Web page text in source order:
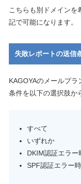
こちらも別ドメインを
記で可能になります。
失敗レポートの送信
KAGOYAのメールプ
条件を以下の選択肢か
すべて
いずれか
DKIM認証エラー
SPF認証エラー時